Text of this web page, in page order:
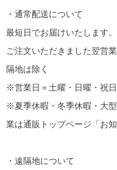
・通常配送について
最短日でお届けいたします。
ご注文いただきました翌営
隔地は除く
※営業日＝土曜・日曜・祝
※夏季休暇・冬季休暇・大
業は通販トップページ「お
・遠隔地について